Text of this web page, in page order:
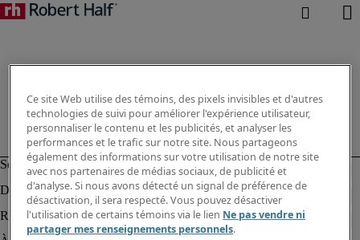
Ce site Web utilise des témoins, des pixels invisibles et d'autres
technologies de suivi pour améliorer l'expérience utilisateur,
personnaliser le contenu et les publicités, et analyser les
performances et le trafic sur notre site. Nous partageons
également des informations sur votre utilisation de notre site
avec nos partenaires de médias sociaux, de publicité et
d'analyse. Si nous avons détecté un signal de préférence de
désactivation, il sera respecté. Vous pouvez désactiver
l'utilisation de certains témoins via le lien Ne pas vendre ni
partager mes renseignements personnels.